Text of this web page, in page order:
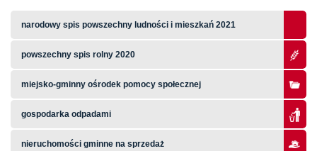
narodowy spis powszechny ludności i mieszkań 2021
powszechny spis rolny 2020
miejsko-gminny ośrodek pomocy społecznej
gospodarka odpadami
nieruchomości gminne na sprzedaż